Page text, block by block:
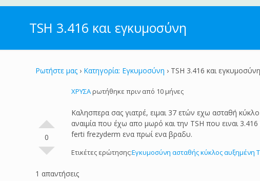
TSH 3.416 και εγκυμοσύνη
Ρωτήστε μας › Κατηγορία: Εγκυμοσύνη › TSH 3.416 και εγκυμοσύνη
0
ΧΡΥΣΑρωτήθηκε πριν από 10 μήνες
Καλησπερα σας γιατρέ, ειμαι 37 ετών εχω ασταθή
αναιμία που έχω απο μωρό και την TSH που ειναι
ferti frezyderm ενα πρωί ενα βραδυ.
Ετικέτες ερώτησης:Εγκυμοσύνη ασταθής κύκλος αυξημένη
1 απαντήσεις